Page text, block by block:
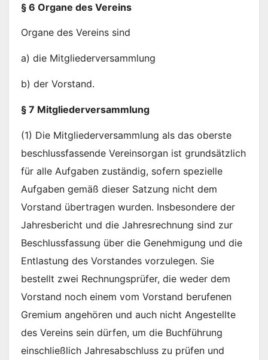
§ 6 Organe des Vereins
Organe des Vereins sind
a) die Mitgliederversammlung
b) der Vorstand.
§ 7 Mitgliederversammlung
(1) Die Mitgliederversammlung als das oberste
beschlussfassende Vereinsorgan ist grundsätzlich
für alle Aufgaben zuständig, sofern spezielle
Aufgaben gemäß dieser Satzung nicht dem
Vorstand übertragen wurden. Insbesondere der
Jahresbericht und die Jahresrechnung sind zur
Beschlussfassung über die Genehmigung und die
Entlastung des Vorstandes vorzulegen. Sie
bestellt zwei Rechnungsprüfer, die weder dem
Vorstand noch einem vom Vorstand berufenen
Gremium angehören und auch nicht Angestellte
des Vereins sein dürfen, um die Buchführung
einschließlich Jahresabschluss zu prüfen und